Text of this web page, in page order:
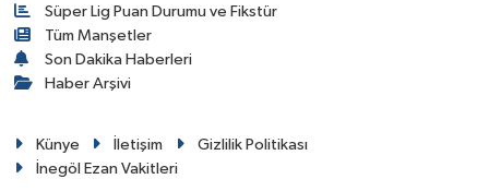
Süper Lig Puan Durumu ve Fikstür
Tüm Manşetler
Son Dakika Haberleri
Haber Arşivi
Künye İletişim
Gizlilik Politikası
İnegöl Ezan Vakitleri